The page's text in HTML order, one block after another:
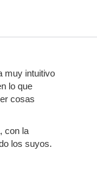
muy intuitivo
lo que
cosas
con la
los suyos.